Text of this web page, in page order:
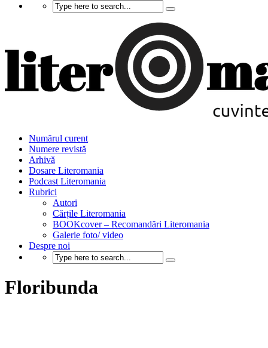
Numărul curent
Numere revistă
Arhivă
Dosare Literomania
Podcast Literomania
Rubrici
Autori
Cărțile Literomania
BOOKcover – Recomandări Literomania
Galerie foto/ video
Despre noi
Floribunda